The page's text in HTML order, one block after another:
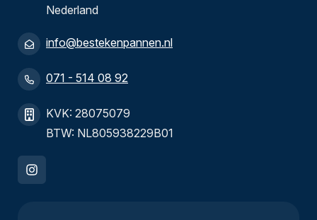
Nederland
info@bestekenpannen.nl
071 - 514 08 92
KVK: 28075079
BTW: NL805938229B01